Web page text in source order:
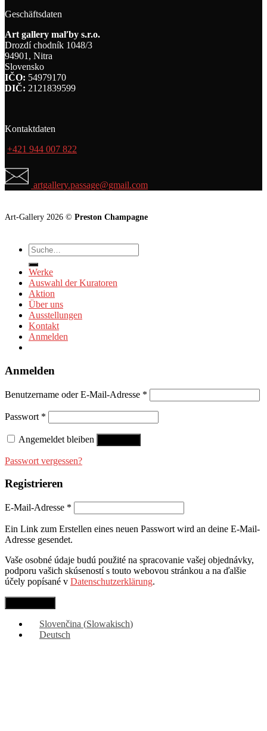
Geschäftsdaten
Art gallery maľby s.r.o.
Drozdí chodník 1048/3
94901, Nitra
Slovensko
IČO: 54979170
DIČ: 2121839599
Kontaktdaten
+421 944 007 822
artgallery.passage@gmail.com
Art-Gallery 2026 © Preston Champagne
Suche
nach:
Werke
Auswahl der Kuratoren
Aktion
Über uns
Ausstellungen
Kontakt
Anmelden
Anmelden
Benutzername oder E-Mail-Adresse *
Passwort *
Angemeldet bleiben
Passwort vergessen?
Registrieren
E-Mail-Adresse *
Ein Link zum Erstellen eines neuen Passwort wird an deine E-Mail-
Adresse gesendet.
Vaše osobné údaje budú použité na spracovanie vašej objednávky,
podporu vašich skúseností s touto webovou stránkou a na ďalšie
účely popísané v Datenschutzerklärung.
Slovenčina (Slowakisch)
Deutsch